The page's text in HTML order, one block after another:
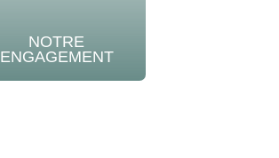
NOTRE
ENGAGEMENT